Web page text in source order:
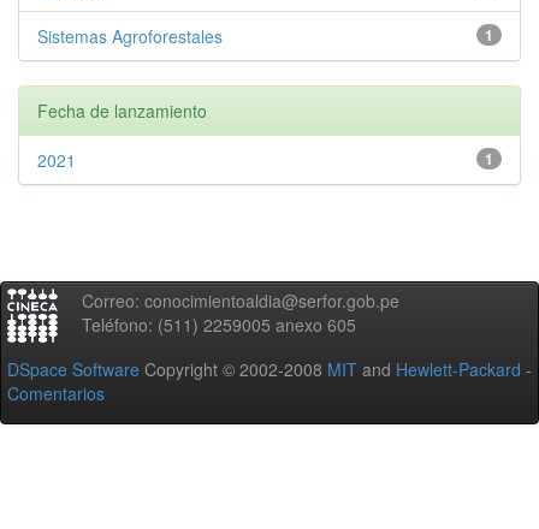
1
Sistemas Agroforestales
Fecha de lanzamiento
1
2021
Correo: conocimientoaldia@serfor.gob.pe
Teléfono: (511) 2259005 anexo 605
DSpace Software Copyright © 2002-2008 MIT and Hewlett-Packard -
Comentarios